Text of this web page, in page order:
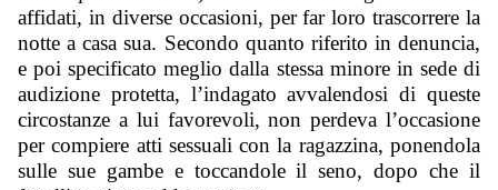
affidati, in diverse occasioni, per far loro trascorrere la
notte a casa sua. Secondo quanto riferito in denuncia,
e poi specificato meglio dalla stessa minore in sede di
audizione protetta, l’indagato avvalendosi di queste
circostanze a lui favorevoli, non perdeva l’occasione
per compiere atti sessuali con la ragazzina, ponendola
sulle sue gambe e toccandole il seno, dopo che il